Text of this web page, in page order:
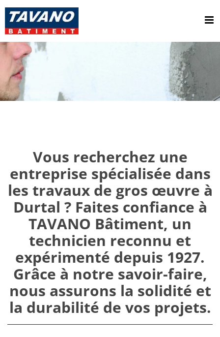
Passer
contenu
Vous recherchez une
entreprise spécialisée dans
les travaux de gros œuvre à
Durtal ? Faites confiance à
TAVANO Bâtiment, un
technicien reconnu et
expérimenté depuis 1927.
Grâce à notre savoir-faire,
nous assurons la solidité et
la durabilité de vos projets.